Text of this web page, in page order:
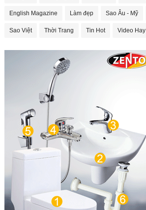
English Magazine Làm đẹp Sao Âu - Mỹ
Sao Việt Thời Trang Tin Hot Video Hay